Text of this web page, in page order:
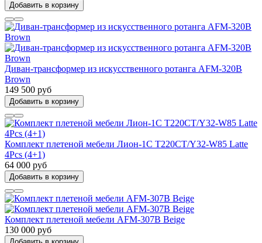
Добавить в корзину
Диван-трансформер из искусственного ротанга AFM-320B
Brown
149 500 руб
Добавить в корзину
Комплект плетеной мебели Лион-1C T220CT/Y32-W85 Latte
4Pcs (4+1)
64 000 руб
Добавить в корзину
Комплект плетеной мебели AFM-307B Beige
130 000 руб